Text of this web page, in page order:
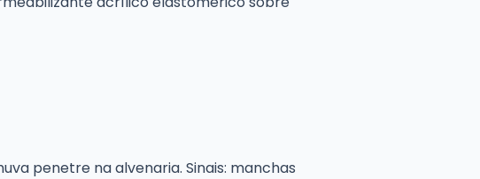
penetre na alvenaria. Sinais: manchas